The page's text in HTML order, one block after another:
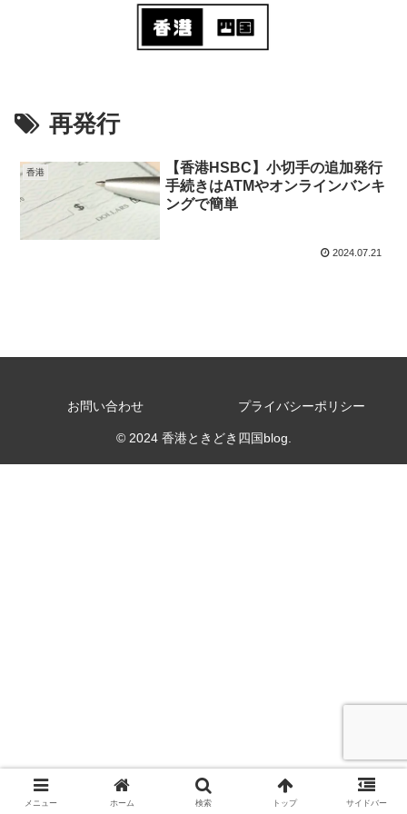
再発行
香港
【香港HSBC】小切手の追加発行
手続きはATMやオンラインバンキ
ングで簡単
2024.07.21
お問い合わせ プライバシーポリシー
© 2024 香港ときどき四国blog.
メニュー ホーム 検索 トップ サイドバー